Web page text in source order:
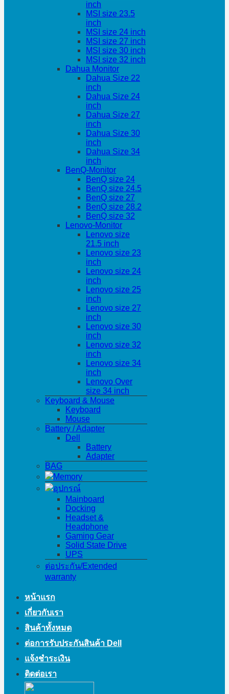
inch
MSI size 23.5
inch
MSI size 24 inch
MSI size 27 inch
MSI size 30 inch
MSI size 32 inch
Dahua Monitor
Dahua Size 22
inch
Dahua Size 24
inch
Dahua Size 27
inch
Dahua Size 30
inch
Dahua Size 34
inch
BenQ-Monitor
BenQ size 24
BenQ size 24.5
BenQ size 27
BenQ size 28.2
BenQ size 32
Lenovo-Monitor
Lenovo size
21.5 inch
Lenovo size 23
inch
Lenovo size 24
inch
Lenovo size 25
inch
Lenovo size 27
inch
Lenovo size 30
inch
Lenovo size 32
inch
Lenovo size 34
inch
Lenovo Over
size 34 inch
Keyboard & Mouse
Keyboard
Mouse
Battery / Adapter
Dell
Battery
Adapter
BAG
Memory
อุปกรณ์
Mainboard
Docking
Headset &
Headphone
Gaming Gear
Solid State Drive
UPS
ต่อประกัน/Extended
warranty
หน้าแรก
เกี่ยวกับเรา
สินค้าทั้งหมด
ต่อการรับประกันสินค้า Dell
แจ้งชำระเงิน
ติดต่อเรา